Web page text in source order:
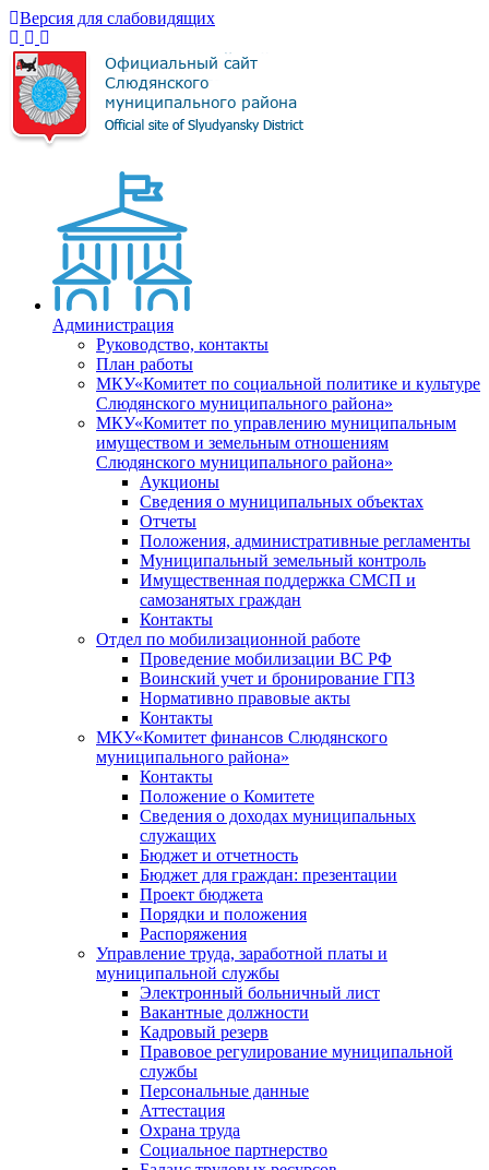
Версия для слабовидящих
Администрация
Руководство, контакты
План работы
МКУ«Комитет по социальной политике и культуре
Слюдянского муниципального района»
МКУ«Комитет по управлению муниципальным
имуществом и земельным отношениям
Слюдянского муниципального района»
Аукционы
Сведения о муниципальных объектах
Отчеты
Положения, административные регламенты
Муниципальный земельный контроль
Имущественная поддержка СМСП и
самозанятых граждан
Контакты
Отдел по мобилизационной работе
Проведение мобилизации ВС РФ
Воинский учет и бронирование ГПЗ
Нормативно правовые акты
Контакты
МКУ«Комитет финансов Слюдянского
муниципального района»
Контакты
Положение о Комитете
Сведения о доходах муниципальных
служащих
Бюджет и отчетность
Бюджет для граждан: презентации
Проект бюджета
Порядки и положения
Распоряжения
Управление труда, заработной платы и
муниципальной службы
Электронный больничный лист
Вакантные должности
Кадровый резерв
Правовое регулирование муниципальной
службы
Персональные данные
Аттестация
Охрана труда
Социальное партнерство